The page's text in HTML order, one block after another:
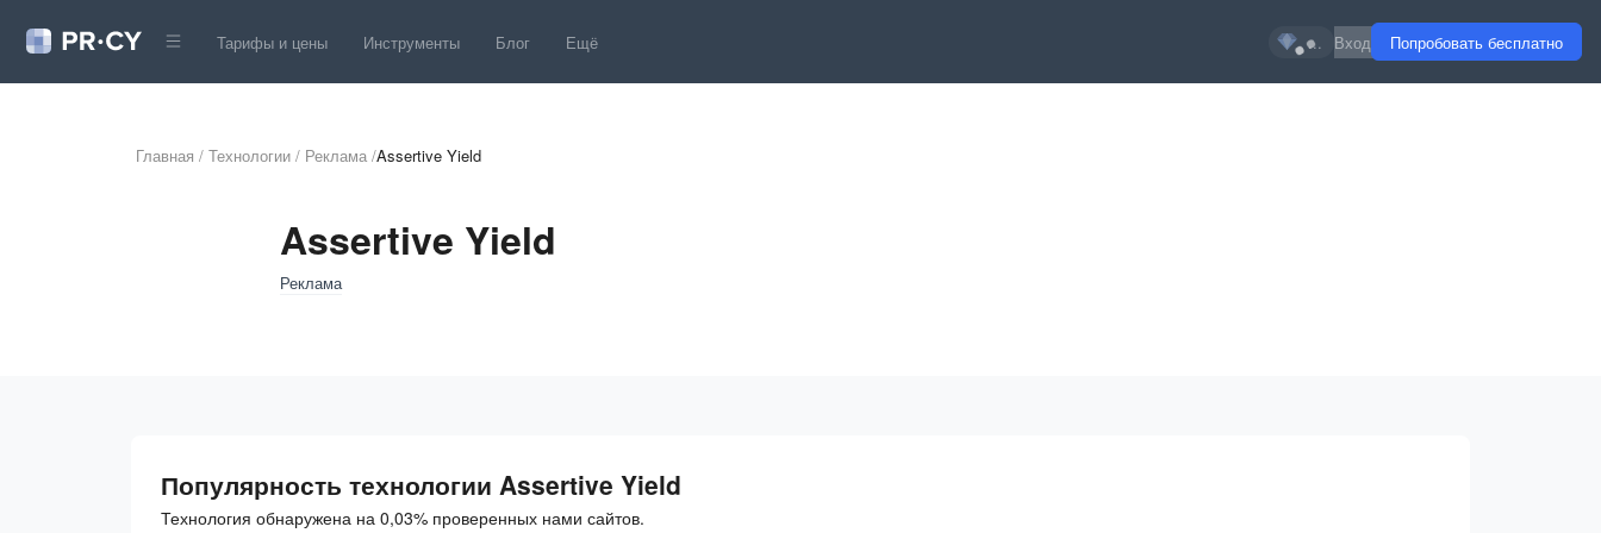
Тарифы и цены Инструменты Блог Ещё ... Вход Попробовать бесплатно
Главная / Технологии / Реклама /Assertive Yield
Assertive Yield
Реклама
Популярность технологии Assertive Yield
Технология обнаружена на 0,03% проверенных нами сайтов.